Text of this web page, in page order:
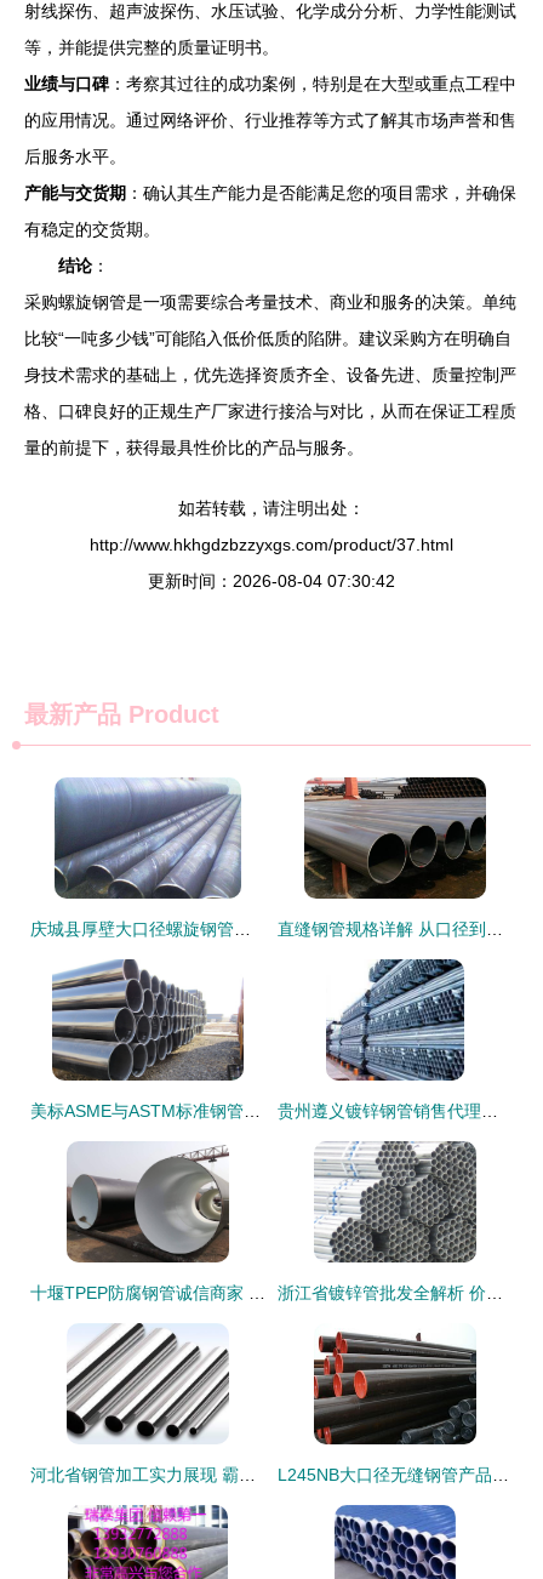
射线探伤、超声波探伤、水压试验、化学成分分析、力学性能测试
等，并能提供完整的质量证明书。
业绩与口碑 ：考察其过往的成功案例，特别是在大型或重点工程中
的应用情况。通过网络评价、行业推荐等方式了解其市场声誉和售
后服务水平。
产能与交货期 ：确认其生产能力是否能满足您的项目需求，并确保
有稳定的交货期。
结论 ：
采购螺旋钢管是一项需要综合考量技术、商业和服务的决策。单纯
比较“一吨多少钱”可能陷入低价低质的陷阱。建议采购方在明确自
身技术需求的基础上，优先选择资质齐全、设备先进、质量控制严
格、口碑良好的正规生产厂家进行接洽与对比，从而在保证工程质
量的前提下，获得最具性价比的产品与服务。
如若转载，请注明出处：
http://www.hkhgdzbzzyxgs.com/product/37.html
更新时间：2026-08-04 07:30:42
最新产品 Product